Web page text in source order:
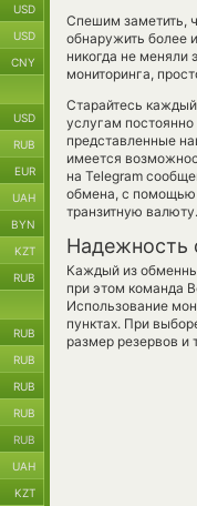
Спешим заметить,
обнаружить более
никогда не
мониторинга,
Старайтесь
услугам
представленные
имеется
на Telegram
обмена, с
транзитную валюту.
Надежность
Каждый из
при этом команда
Использование
пунктах. При
размер резервов и
USD
USD
CNY
USD
RUB
EUR
UAH
BYN
KZT
RUB
RUB
RUB
RUB
RUB
RUB
UAH
KZT